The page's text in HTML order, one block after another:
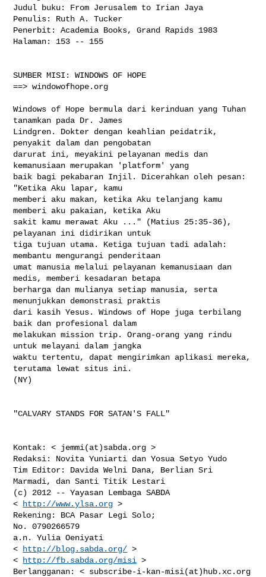
http://www.ylsa.org >
Rekening: BCA Pasar Legi Solo;
No. 0790266579
a.n. Yulia Oeniyati
<
http://blog.sabda.org/ >
<
http://fb.sabda.org/misi >
Berlangganan: < subscribe-i-kan-misi(at)hub.xc.org